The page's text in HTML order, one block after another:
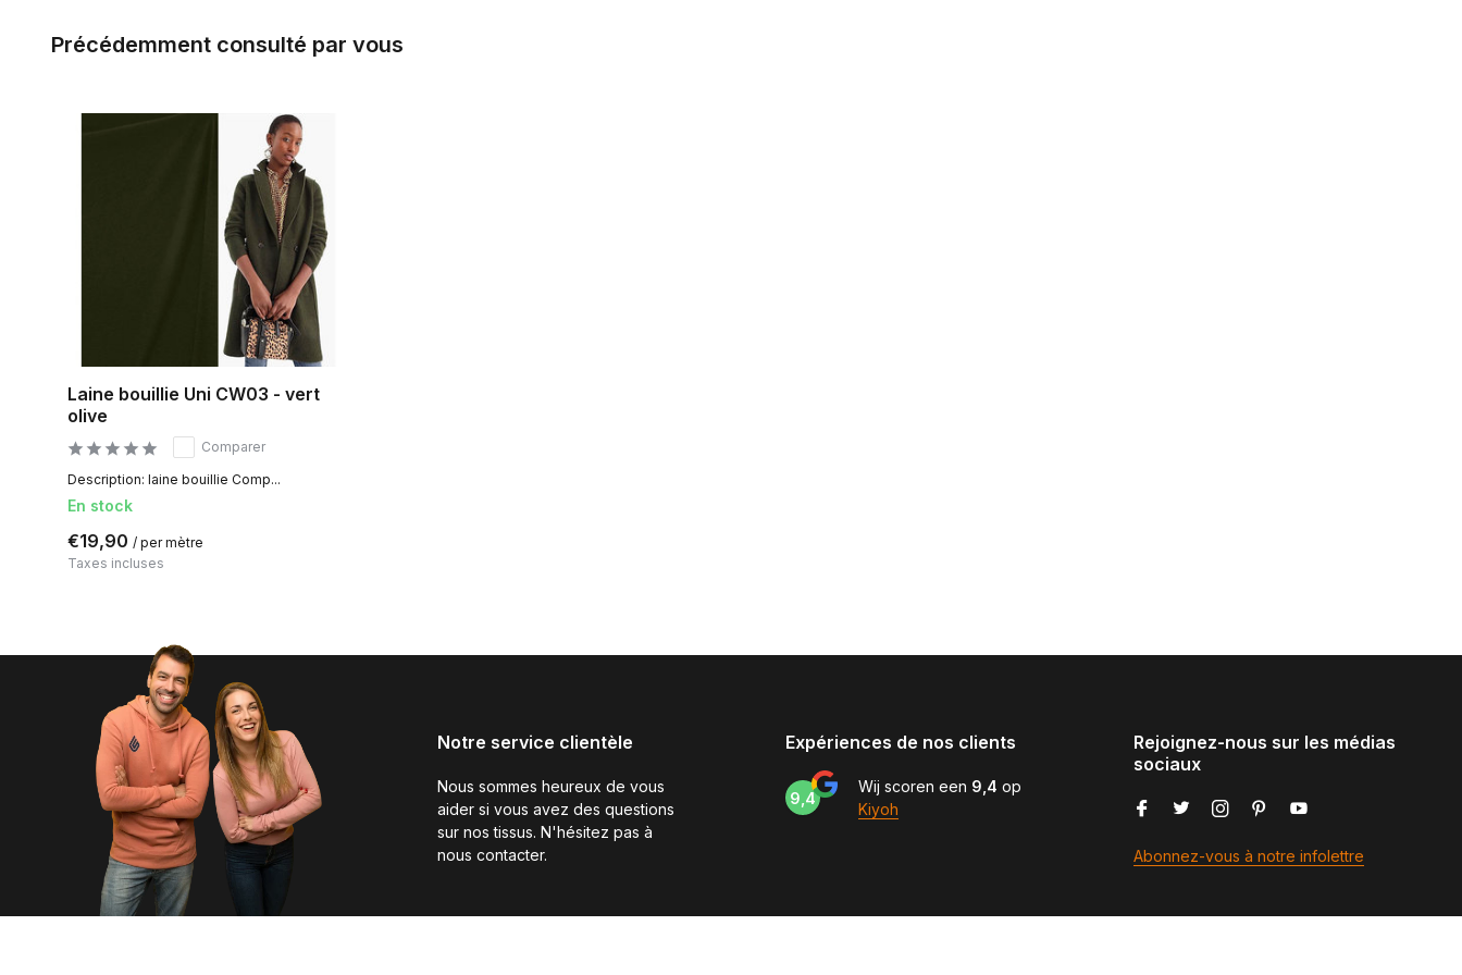
Précédemment consulté par vous
Laine bouillie Uni CW03 - vert
olive
Comparer
Description: laine bouillie Comp...
En stock
€19,90 / per mètre
Taxes incluses
Notre service clientèle
Nous sommes heureux de vous
aider si vous avez des questions
sur nos tissus. N'hésitez pas à
nous contacter.
Expériences de nos clients
9,4
Wij scoren een 9,4 op
Kiyoh
Rejoignez-nous sur les médias
sociaux
Abonnez-vous à notre infolettre